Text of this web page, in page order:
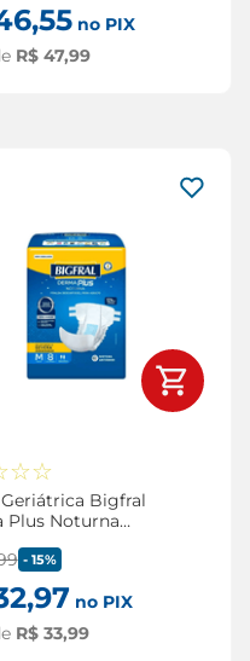
,55no PIX
R$ 47,99
☆☆
Bigfral
Plus Noturna
- 15%
,97 no PIX
R$ 33,99